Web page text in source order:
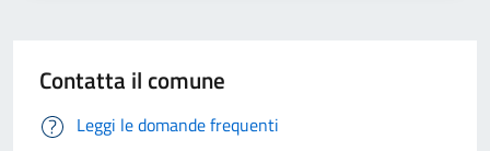
Contatta il comune
Leggi le domande frequenti